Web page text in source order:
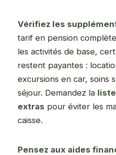
Vérifiez les
tarif en pension
les activités de base,
restent payantes :
excursions en car, soins
séjour. Demandez la
extras pour éviter les
caisse.
Pensez aux aides